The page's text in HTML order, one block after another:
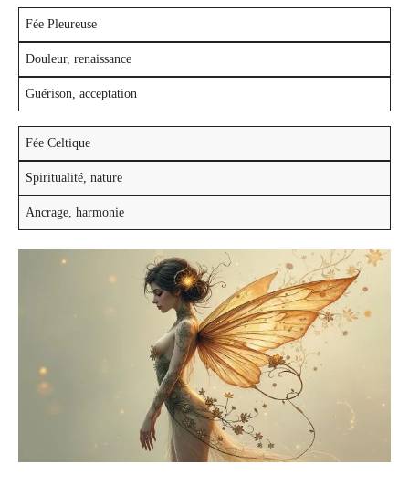
Fée Pleureuse
Douleur, renaissance
Guérison, acceptation
Fée Celtique
Spiritualité, nature
Ancrage, harmonie